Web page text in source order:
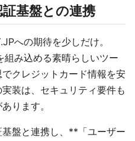
基盤との連携
への期待を少しだけ。
組み込める素晴らしいツー
クレジットカード情報を安
装は、セキュリティ要件も
ります。
盤と連携し、**「ユーザー